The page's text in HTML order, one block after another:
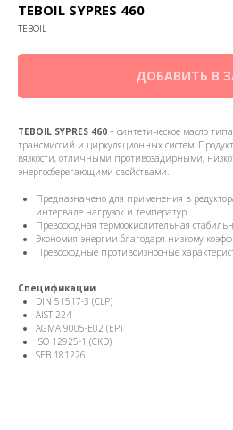
TEBOIL SYPRES 460
TEBOIL
ДОБАВИТЬ В
TEBOIL SYPRES 460 – синтетическое масло
трансмиссий и циркуляционных систем.
вязкости, отличными противозадирными,
энергосберегающими свойствами.
Предназначено для применения в
интервале нагрузок и температур
Превосходная термоокислительная
Экономия энергии благодаря низкому
Превосходные противоизносные
Спецификации
DIN 51517-3 (CLP)
AIST 224
AGMA 9005-E02 (EP)
ISO 12925-1 (CKD)
SEB 181226